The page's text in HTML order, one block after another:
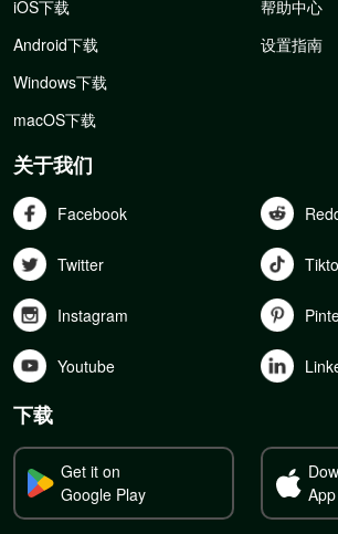
iOS下载
Android下载
Windows下载
macOS下载
帮助中心
设置指南
关于我们
Facebook
Twitter
Instagram
Youtube
下载
Get it on
Google Play